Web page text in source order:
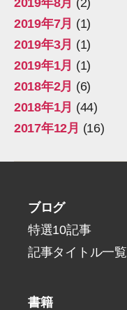
2019年8月 (2)
2019年7月 (1)
2019年3月 (1)
2019年1月 (1)
2018年2月 (6)
2018年1月 (44)
2017年12月 (16)
ブログ
特選10記事
記事タイトル一覧
書籍